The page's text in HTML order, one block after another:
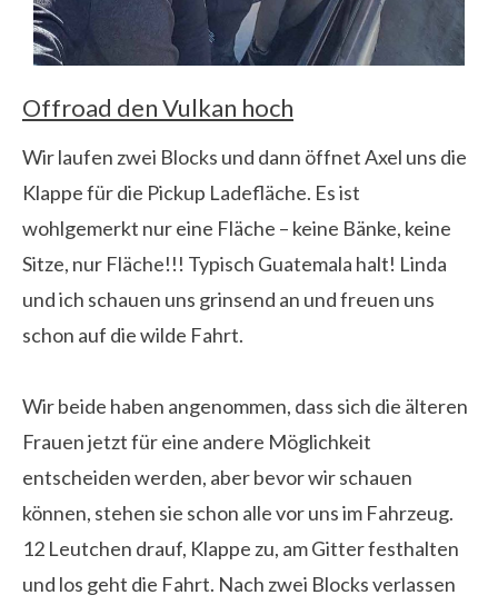
Offroad den Vulkan hoch
Wir laufen zwei Blocks und dann öffnet Axel uns die
Klappe für die Pickup Ladefläche. Es ist
wohlgemerkt nur eine Fläche – keine Bänke, keine
Sitze, nur Fläche!!! Typisch Guatemala halt! Linda
und ich schauen uns grinsend an und freuen uns
schon auf die wilde Fahrt.
Wir beide haben angenommen, dass sich die älteren
Frauen jetzt für eine andere Möglichkeit
entscheiden werden, aber bevor wir schauen
können, stehen sie schon alle vor uns im Fahrzeug.
12 Leutchen drauf, Klappe zu, am Gitter festhalten
und los geht die Fahrt. Nach zwei Blocks verlassen